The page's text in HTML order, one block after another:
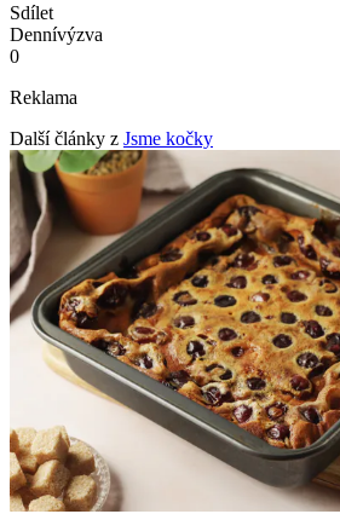
Sdílet
Dennívýzva
0
Reklama
Další články z Jsme kočky